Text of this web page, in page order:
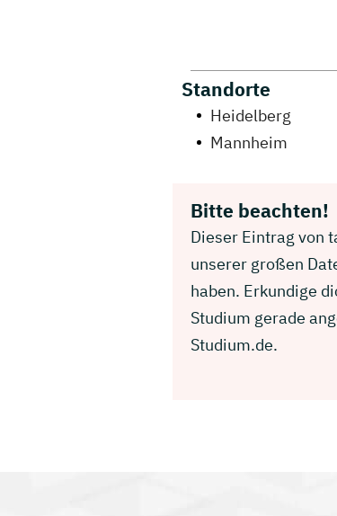
Standorte
Heidelberg
Mannheim
Bitte beachten!
Dieser Eintrag von
unserer großen
haben. Erkundige
Studium gerade
Studium.de.